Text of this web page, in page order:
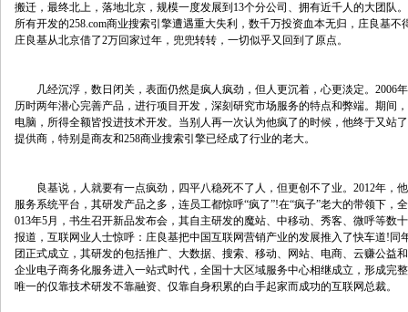
搬迁，最终北上，落地北京，规模一度发展到13个分公司、拥有近千人的大团
所有开发的258.com商业搜索引擎遭遇重大失利，数千万投资血本无归，庄良基
庄良基从北京借了2万回家过年，兜兜转转，一切似乎又回到了原点。
几经沉浮，数日闭关，表面仍然是疯人疯劲，但人更沉着，心更淡定。2006
历时两年潜心完善产品，进行项目开发，深刻研究市场服务的特点和弊端。期间
电脑，所得全额皆投进技术开发。当别人再一次认为他疯了的时候，他终于又
提供商，特别是商友和258商业搜索引擎已经成了行业的老大。
良基说，人就要有一点疯劲，四平八稳死不了人，但更创不了业。2012年，
服务系统平台，其研发产品之多，连员工都惊呼“疯了”!在“疯子”老大的带领下，
013年5月，书生召开新品发布会，其自主研发的魔站、中移动、秀客、微呼等数
报道，互联网业人士惊呼：庄良基把中国互联网营销产业的发展推入了快车道!同
团正式成立，其研发的包括推广、大数据、搜索、移动、网站、电商、云赚公益
企业电子商务化服务进入一站式时代，全国十大区域服务中心相继成立，形成完
唯一的仅靠技术研发不靠融资、仅靠自身积累的白手起家而成功的互联网总裁。